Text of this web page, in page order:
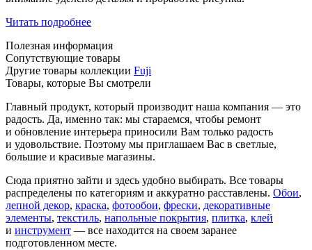
Читать подробнее
Полезная информация
Сопутствующие товары
Другие товары коллекции Fuji
Товары, которые Вы смотрели
Главный продукт, который производит наша компания — это
радость. Да, именно так: мы стараемся, чтобы ремонт
и обновление интерьера приносили Вам только радость
и удовольствие. Поэтому мы приглашаем Вас в светлые,
большие и красивые магазины.
Сюда приятно зайти и здесь удобно выбирать. Все товары
распределены по категориям и аккуратно расставлены. Обои,
лепной декор, краска, фотообои, фрески, декоративные
элементы, текстиль, напольные покрытия, плитка, клей
и инструмент — все находится на своем заранее
подготовленном месте.